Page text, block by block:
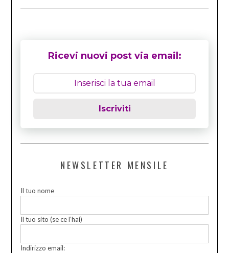
Ricevi nuovi post via email:
Iscriviti
NEWSLETTER MENSILE
Il tuo nome
Il tuo sito (se ce l’hai)
Indirizzo email: